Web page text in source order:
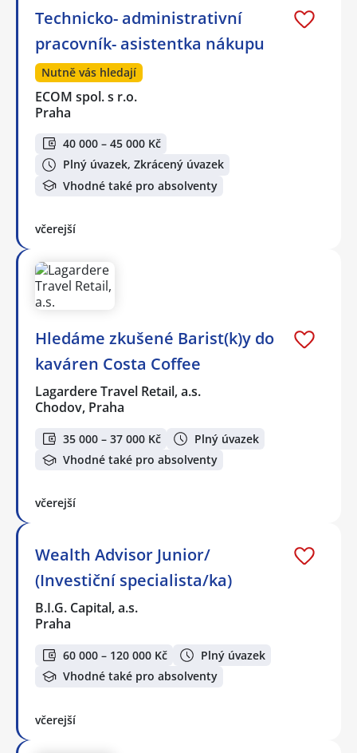
Technicko- administrativní
pracovník- asistentka nákupu
Nutně vás hledají
ECOM spol. s r.o.
Praha
40 000 – 45 000 Kč
Plný úvazek, Zkrácený úvazek
Vhodné také pro absolventy
včerejší
Hledáme zkušené Barist(k)y do
kaváren Costa Coffee
Lagardere Travel Retail, a.s.
Chodov, Praha
35 000 – 37 000 Kč
Plný úvazek
Vhodné také pro absolventy
včerejší
Wealth Advisor Junior/
(Investiční specialista/ka)
B.I.G. Capital, a.s.
Praha
60 000 – 120 000 Kč
Plný úvazek
Vhodné také pro absolventy
včerejší